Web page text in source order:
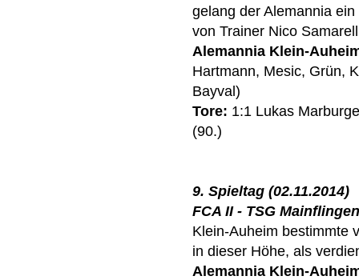
gelang der Alemannia
von Trainer Nico
Alemannia Klein-
Hartmann, Mesic, Grün,
Bayval)
Tore: 1:1 Lukas
(90.)
9. Spieltag (02.11.2014)
FCA II - TSG
Klein-Auheim bestimmte
in dieser Höhe, als
Alemannia Klein-